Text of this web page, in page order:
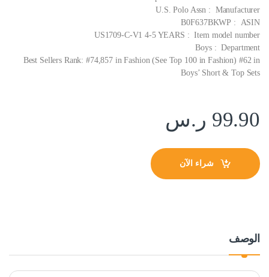
Manufacturer ‏ : ‎ U.S. Polo Assn
ASIN ‏ : ‎ B0F637BKWP
Item model number ‏ : ‎ US1709-C-V1 4-5 YEARS
Department ‏ : ‎ Boys
Best Sellers Rank: #74,857 in Fashion (See Top 100 in Fashion) #62 in
Boys’ Short & Top Sets
99.90 ر.س
شراء الآن
الوصف